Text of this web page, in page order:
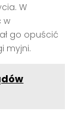
W
w
go opuścić
myjni.